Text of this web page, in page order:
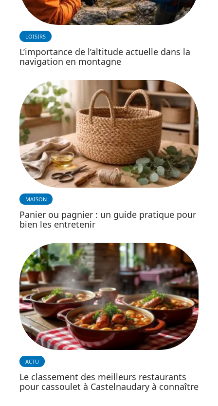
LOISIRS
L’importance de l’altitude actuelle dans la
navigation en montagne
MAISON
Panier ou pagnier : un guide pratique pour
bien les entretenir
ACTU
Le classement des meilleurs restaurants
pour cassoulet à Castelnaudary à connaître